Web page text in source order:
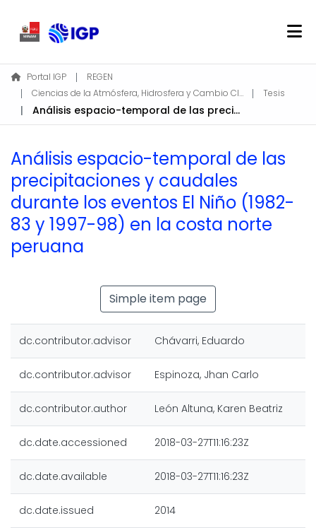
Home
About REGEN
Communities & Collections
Statistics
Log In
Portal IGP
REGEN
Ciencias de la Atmósfera, Hidrosfera y Cambio Climático
Tesis
Análisis espacio-temporal de las precipitaciones y caudales durante los eventos El Niño (1982-83 y 1997-98) en la costa norte peruana
Análisis espacio-temporal de las
precipitaciones y caudales
durante los eventos El Niño (1982-
83 y 1997-98) en la costa norte
peruana
Simple item page
dc.contributor.advisor Chávarri, Eduardo
dc.contributor.advisor Espinoza, Jhan Carlo
dc.contributor.author León Altuna, Karen Beatriz
dc.date.accessioned 2018-03-27T11:16:23Z
dc.date.available 2018-03-27T11:16:23Z
dc.date.issued 2014